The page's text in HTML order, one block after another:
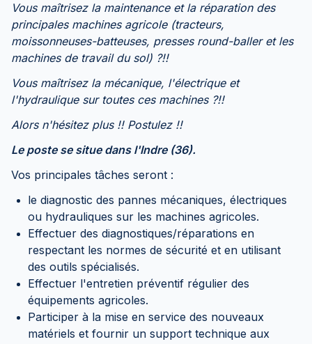
Vous maîtrisez la maintenance et la réparation des
principales machines agricole (tracteurs,
moissonneuses-batteuses, presses round-baller et les
machines de travail du sol) ?!!
Vous maîtrisez la mécanique, l'électrique et
l'hydraulique sur toutes ces machines ?!!
Alors n'hésitez plus !! Postulez !!
Le poste se situe dans l'Indre (36).
Vos principales tâches seront :
le diagnostic des pannes mécaniques, électriques
ou hydrauliques sur les machines agricoles.
Effectuer des diagnostiques/réparations en
respectant les normes de sécurité et en utilisant
des outils spécialisés.
Effectuer l'entretien préventif régulier des
équipements agricoles.
Participer à la mise en service des nouveaux
matériels et fournir un support technique aux